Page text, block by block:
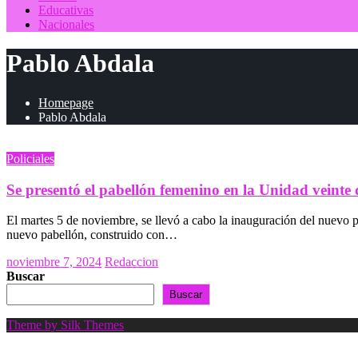
Educativas
Nacionales
Pablo Abdala
Homepage
Pablo Abdala
Policiales
Se presentó el pabellón femenino en la Unidad veinte
El martes 5 de noviembre, se llevó a cabo la inauguración del
nuevo pabellón, construido con…
Posted
on
noviembre 7, 2024 Redaccion
Buscar
Buscar
Theme by Silk Themes